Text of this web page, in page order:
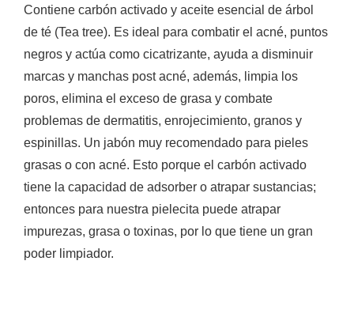
Contiene carbón activado y aceite esencial de árbol
de té (Tea tree). Es ideal para combatir el acné, puntos
negros y actúa como cicatrizante, ayuda a disminuir
marcas y manchas post acné, además, limpia los
poros, elimina el exceso de grasa y combate
problemas de dermatitis, enrojecimiento, granos y
espinillas. Un jabón muy recomendado para pieles
grasas o con acné. Esto porque el carbón activado
tiene la capacidad de adsorber o atrapar sustancias;
entonces para nuestra pielecita puede atrapar
impurezas, grasa o toxinas, por lo que tiene un gran
poder limpiador.